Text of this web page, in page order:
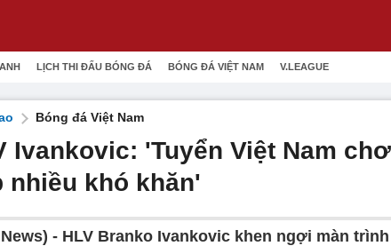
LỊCH THI ĐẤU BÓNG ĐÁ BÓNG ĐÁ VIỆT NAM V.LEAGUE
Bóng đá Việt Nam
Ivankovic: 'Tuyển Việt Nam
nhiều khó khăn'
- HLV Branko Ivankovic khen ngợi màn